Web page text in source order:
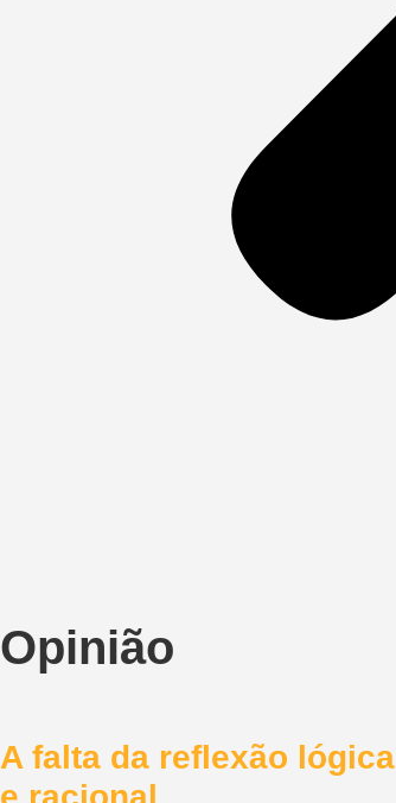
Opinião
A falta da reflexão lógica